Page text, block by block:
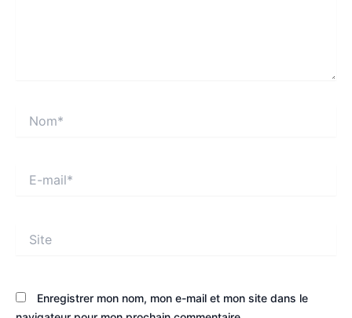
mail*
Enregistrer mon nom, mon e-mail et mon site dans le